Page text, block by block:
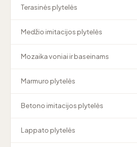
Terasinės plytelės
Medžio imitacijos plytelės
Mozaika voniai ir baseinams
Marmuro plytelės
Betono imitacijos plytelės
Lappato plytelės